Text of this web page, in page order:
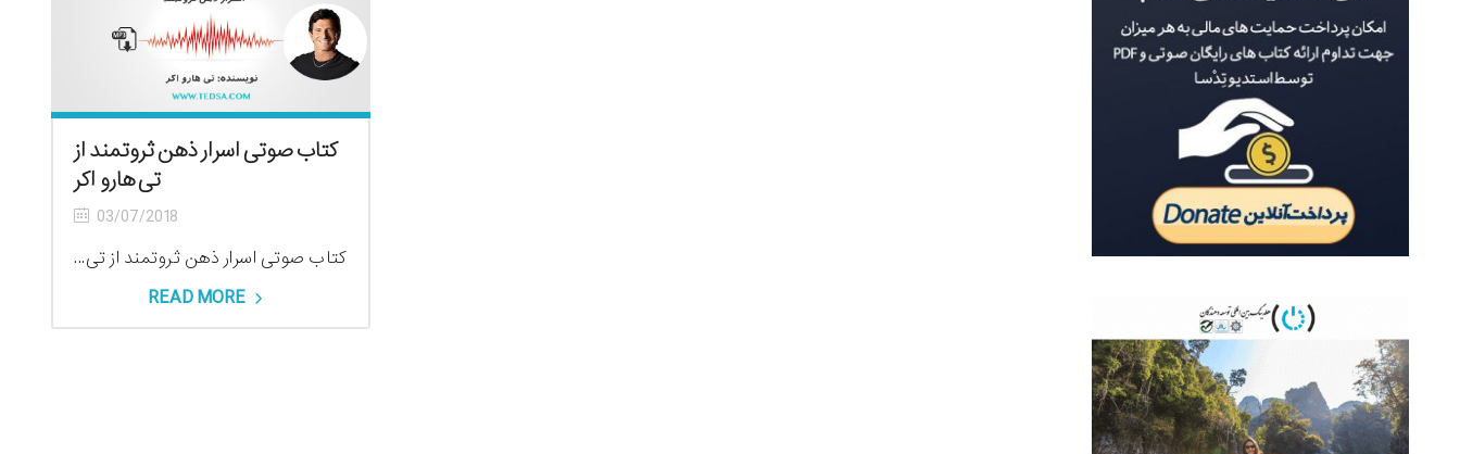
کتاب صوتی اسرار ذهن ثروتمند از
تی هارو اکر
03/07/2018
کتاب صوتی اسرار ذهن ثروتمند از تی...
READ MORE